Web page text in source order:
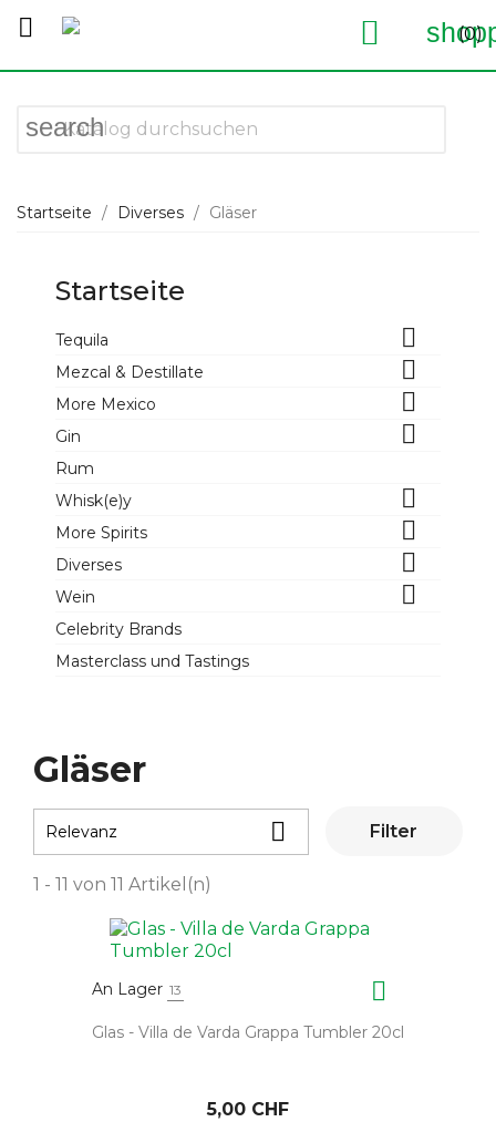
 (0)

search
Startseite Diverses Gläser
Startseite
Tequila 
Mezcal & Destillate 
More Mexico 
Gin 
Rum
Whisk(e)y

More Spirits 
Diverses 
Wein 
Celebrity Brands
Masterclass und Tastings
Gläser
Relevanz  Filter
1 - 11 von 11 Artikel(n)
An Lager 13 
Glas - Villa de Varda Grappa Tumbler 20cl
5,00 CHF